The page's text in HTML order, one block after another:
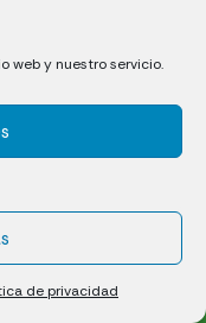
web y nuestro servicio.
de privacidad